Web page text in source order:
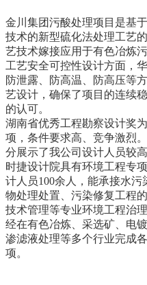
金川集团污酸处理项目是基
技术的新型硫化法处理工艺
艺技术嫁接应用于有色冶炼
工艺安全可控性设计方面，
防泄露、防高温、防高压等
艺设计，确保了项目的连续
的认可。
湖南省优秀工程勘察设计奖
项，条件要求高、竞争激烈
分展示了我公司设计人员较
时捷设计院具有环境工程专
计人员100余人，能承接水
物处理处置、污染修复工程
技术管理等专业环境工程治
经在有色冶炼、采选矿、电
渗滤液处理等多个行业完成
项。